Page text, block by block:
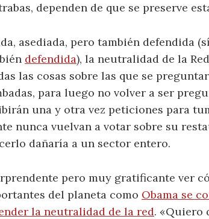
dependen de que se preserve
asediada, pero también defendida
defendida), la neutralidad de la
las cosas sobre las que se
para luego no volver a ser
una y otra vez peticiones para
nunca vuelvan a votar sobre su
dañaría a un sector entero.
pero muy gratificante ver
del planeta como Obama se
la neutralidad de la red. «Quiero